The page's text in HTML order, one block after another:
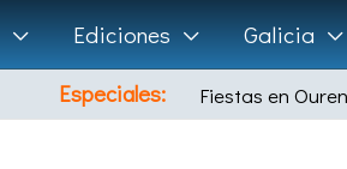
Ediciones Galicia
Especiales:
Fiestas en